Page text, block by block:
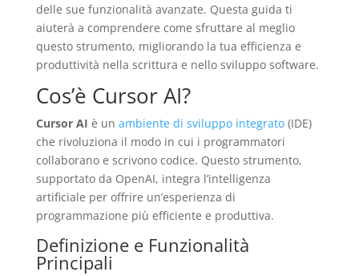
delle sue funzionalità avanzate. Questa guida ti
aiuterà a comprendere come sfruttare al meglio
questo strumento, migliorando la tua efficienza e
produttività nella scrittura e nello sviluppo software.
Cos’è Cursor AI?
Cursor AI è un ambiente di sviluppo integrato(IDE)
che rivoluziona il modo in cui i programmatori
collaborano e scrivono codice. Questo strumento,
supportato da OpenAI, integra l’intelligenza
artificiale per offrire un’esperienza di
programmazione più efficiente e produttiva.
Definizione e Funzionalità
Principali